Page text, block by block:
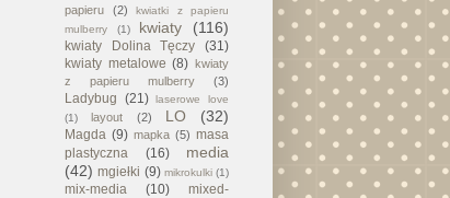
papieru
(2)
kwiatki z papieru
mulberry
(1) kwiaty (116)
kwiaty Dolina Tęczy
(31)
kwiaty metalowe (8) kwiaty
z papieru mulberry
(3)
Ladybug (21)
laserowe love
(1)
layout (2) LO (32)
Magda (9) mapka (5) masa
plastyczna
(16)
media
(42) mgiełki (9) mikrokulki (1)
mix-media (10)
mixed-